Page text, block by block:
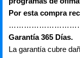
Por esta compra
Garantía 365 Días.
La garantía cubre